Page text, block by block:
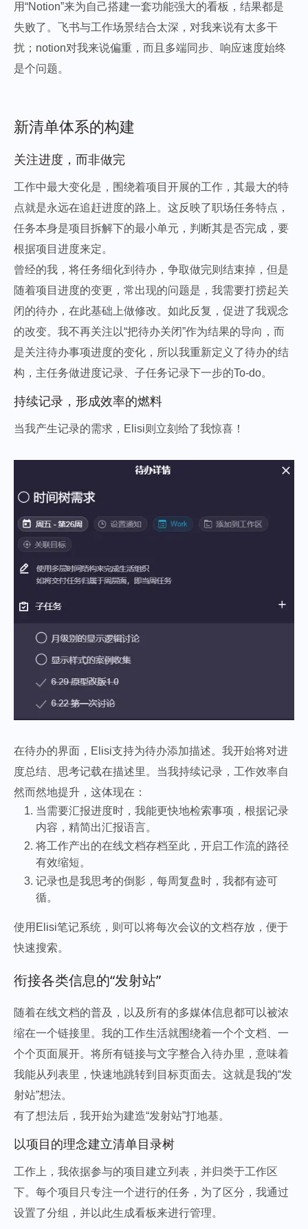
用“Notion”来为自己搭建一套功能强大的看板，结果都是
失败了。飞书与工作场景结合太深，对我来说有太多干
扰；notion对我来说偏重，而且多端同步、响应速度始终
是个问题。
新清单体系的构建
关注进度，而非做完
工作中最大变化是，围绕着项目开展的工作，其最大的特
点就是永远在追赶进度的路上。这反映了职场任务特点，
任务本身是项目拆解下的最小单元，判断其是否完成，要
根据项目进度来定。
曾经的我，将任务细化到待办，争取做完则结束掉，但是
随着项目进度的变更，常出现的问题是，我需要打捞起关
闭的待办，在此基础上做修改。如此反复，促进了我观念
的改变。我不再关注以“把待办关闭”作为结果的导向，而
是关注待办事项进度的变化，所以我重新定义了待办的结
构，主任务做进度记录、子任务记录下一步的To-do。
持续记录，形成效率的燃料
当我产生记录的需求，Elisi则立刻给了我惊喜！
在待办的界面，Elisi支持为待办添加描述。我开始将对进
度总结、思考记载在描述里。当我持续记录，工作效率自
然而然地提升，这体现在：
当需要汇报进度时，我能更快地检索事项，根据记录
内容，精简出汇报语言。
将工作产出的在线文档存档至此，开启工作流的路径
有效缩短。
记录也是我思考的倒影，每周复盘时，我都有迹可
循。
使用Elisi笔记系统，则可以将每次会议的文档存放，便于
快速搜索。
衔接各类信息的“发射站”
随着在线文档的普及，以及所有的多媒体信息都可以被浓
缩在一个链接里。我的工作生活就围绕着一个个文档、一
个个页面展开。将所有链接与文字整合入待办里，意味着
我能从列表里，快速地跳转到目标页面去。这就是我的“发
射站”想法。
有了想法后，我开始为建造“发射站”打地基。
以项目的理念建立清单目录树
工作上，我依据参与的项目建立列表，并归类于工作区
下。每个项目只专注一个进行的任务，为了区分，我通过
设置了分组，并以此生成看板来进行管理。